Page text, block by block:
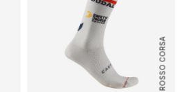
ROSSO CORSA